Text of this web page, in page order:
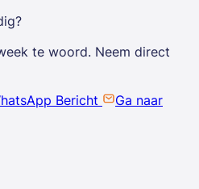
te woord. Neem direct
Bericht
Ga naar